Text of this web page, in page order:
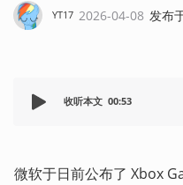
YT17 2026-04-08 发布
收听本文 00:53
微软于日前公布了 Xbox